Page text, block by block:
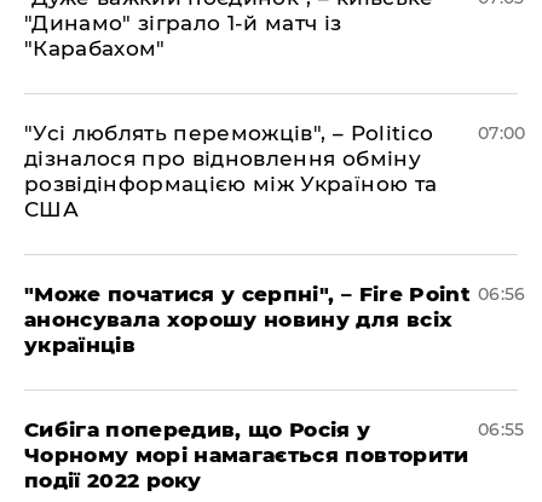
"Динамо" зіграло 1-й матч із
"Карабахом"
"Усі люблять переможців", – Politico
дізналося про відновлення обміну
розвідінформацією між Україною та
США
07:00
"Може початися у серпні", – Fire Point
анонсувала хорошу новину для всіх
українців
06:56
Сибіга попередив, що Росія у
Чорному морі намагається повторити
події 2022 року
06:55